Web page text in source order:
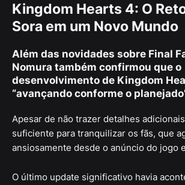
Kingdom Hearts 4: O
Sora em um Novo Mundo
Além das novidades sobre Final
Nomura também confirmou que o
desenvolvimento de Kingdom
“avançando conforme o
Apesar de não trazer detalhes
suficiente para tranquilizar os fãs, que
ansiosamente desde o anúncio do jogo
O último update significativo havia